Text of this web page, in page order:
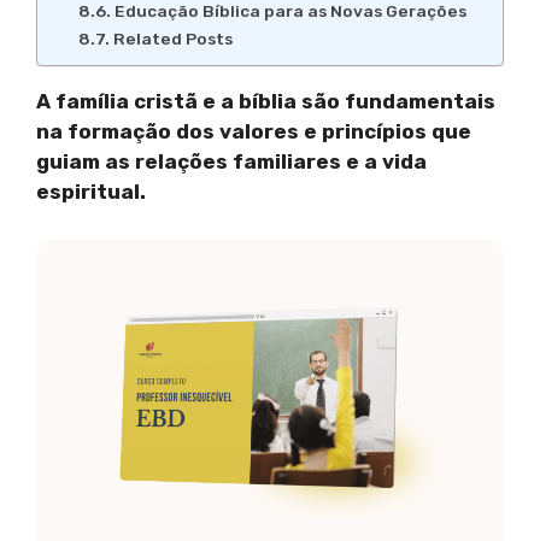
Educação Bíblica para as Novas Gerações
Related Posts
A família cristã e a bíblia são fundamentais
na formação dos valores e princípios que
guiam as relações familiares e a vida
espiritual.